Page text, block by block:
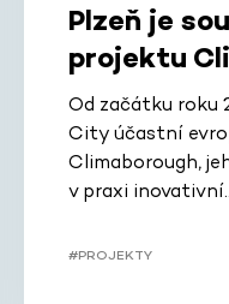
Plzeň je
projektu
Od začátku roku
City účastní
Climaborough,
v praxi
#PROJEKTY